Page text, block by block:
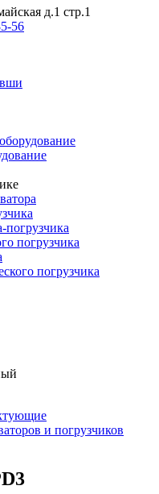
д.1 стр.1
56
погрузчика
погрузчика
погрузчика
и погрузчиков